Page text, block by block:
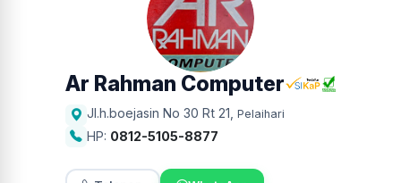
Ar Rahman Computer
Jl.h.boejasin No 30 Rt 21 Pelaihari
HP: 0812-5105-8877